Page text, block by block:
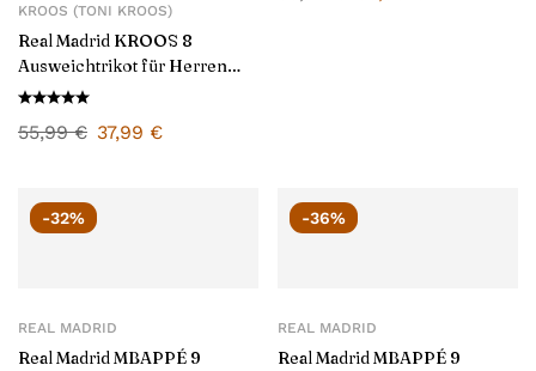
KROOS (TONI KROOS)
Real Madrid KROOS 8
Ausweichtrikot für Herren
2024/25
55,99€ 37,99 €
-32%
REAL MADRID
Real Madrid MBAPPÉ 9
-36%
REAL MADRID
Real Madrid MBAPPÉ 9